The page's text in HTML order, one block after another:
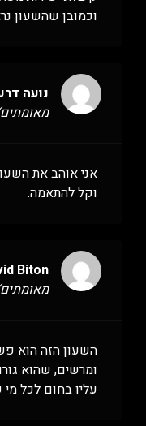
וכמובן שהשעון
נועה
אני אוהב את
וקל להתאמה.
Biton
השעון הזה הוא
ומרשים, שהוא
עליו בחום לכל